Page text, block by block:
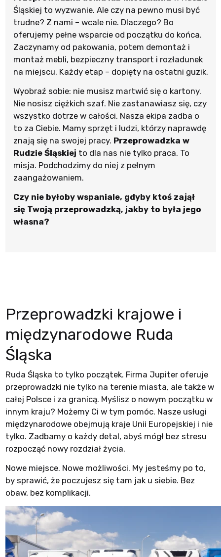
Śląskiej to wyzwanie. Ale czy na pewno musi być
trudne? Z nami – wcale nie. Dlaczego? Bo
oferujemy pełne wsparcie od początku do końca.
Zaczynamy od pakowania, potem demontaż i
montaż mebli, bezpieczny transport i rozładunek
na miejscu. Każdy etap – dopięty na ostatni guzik.
Wyobraź sobie: nie musisz martwić się o kartony.
Nie nosisz ciężkich szaf. Nie zastanawiasz się, czy
wszystko dotrze w całości. Nasza ekipa zadba o
to za Ciebie. Mamy sprzęt i ludzi, którzy naprawdę
znają się na swojej pracy. Przeprowadzka w
Rudzie Śląskiej to dla nas nie tylko praca. To
misja. Podchodzimy do niej z pełnym
zaangażowaniem.
Czy nie byłoby wspaniale, gdyby ktoś zajął
się Twoją przeprowadzką, jakby to była jego
własna?
Przeprowadzki krajowe i
międzynarodowe Ruda
Śląska
Ruda Śląska to tylko początek. Firma Jupiter oferuje
przeprowadzki nie tylko na terenie miasta, ale także w
całej Polsce i za granicą. Myślisz o nowym początku w
innym kraju? Możemy Ci w tym pomóc. Nasze usługi
międzynarodowe obejmują kraje Unii Europejskiej i nie
tylko. Zadbamy o każdy detal, abyś mógł bez stresu
rozpocząć nowy rozdział życia.
Nowe miejsce. Nowe możliwości. My jesteśmy po to,
by sprawić, że poczujesz się tam jak u siebie. Bez
obaw, bez komplikacji.